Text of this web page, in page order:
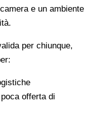
e un ambiente
per chiunque,
offerta di